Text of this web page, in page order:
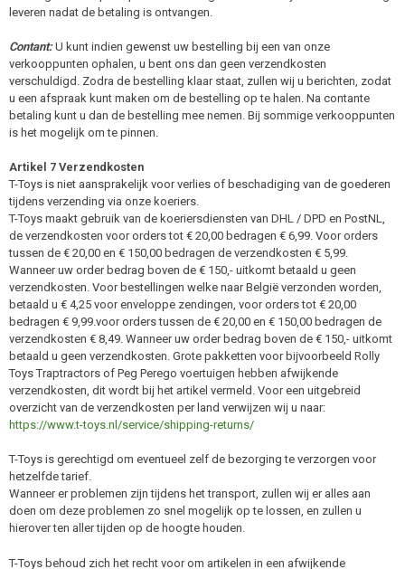
leveren nadat de betaling is ontvangen.
Contant:U kunt indien gewenst uw bestelling bij een van onze
verkooppunten ophalen, u bent ons dan geen verzendkosten
verschuldigd. Zodra de bestelling klaar staat, zullen wij u berichten, zodat
u een afspraak kunt maken om de bestelling op te halen. Na contante
betaling kunt u dan de bestelling mee nemen. Bij sommige verkooppunten
is het mogelijk om te pinnen.
Artikel 7 Verzendkosten
T-Toys is niet aansprakelijk voor verlies of beschadiging van de goederen
tijdens verzending via onze koeriers.
T-Toys maakt gebruik van de koeriersdiensten van DHL / DPD en PostNL,
de verzendkosten voor orders tot € 20,00 bedragen € 6,99. Voor orders
tussen de € 20,00 en € 150,00 bedragen de verzendkosten € 5,99.
Wanneer uw order bedrag boven de € 150,- uitkomt betaald u geen
verzendkosten. Voor bestellingen welke naar België verzonden worden,
betaald u € 4,25 voor enveloppe zendingen, voor orders tot € 20,00
bedragen € 9,99.voor orders tussen de € 20,00 en € 150,00 bedragen de
verzendkosten € 8,49. Wanneer uw order bedrag boven de € 150,- uitkomt
betaald u geen verzendkosten. Grote pakketten voor bijvoorbeeld Rolly
Toys Traptractors of Peg Perego voertuigen hebben afwijkende
verzendkosten, dit wordt bij het artikel vermeld. Voor een uitgebreid
overzicht van de verzendkosten per land verwijzen wij u naar:
https://www.t-toys.nl/service/shipping-returns/
T-Toys is gerechtigd om eventueel zelf de bezorging te verzorgen voor
hetzelfde tarief.
Wanneer er problemen zijn tijdens het transport, zullen wij er alles aan
doen om deze problemen zo snel mogelijk op te lossen, en zullen u
hierover ten aller tijden op de hoogte houden.
T-Toys behoud zich het recht voor om artikelen in een afwijkende